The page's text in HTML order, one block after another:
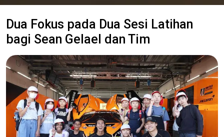
Dua Fokus pada Dua Sesi Latihan
bagi Sean Gelael dan Tim